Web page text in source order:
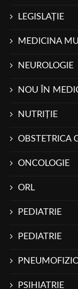
LEGISLAŢIE
MEDICINA
NEUROLOGIE
NOU ÎN
NUTRIŢIE
OBSTETRICA
ONCOLOGIE
ORL
PEDIATRIE
PEDIATRIE
PSIHIATRIE